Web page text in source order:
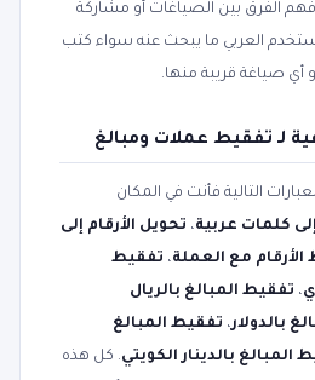
فهم الفرق بين الصياغات أو مشاركة
العربي ما يبحث عنه سواء كتب
أي صياغة قريبة منها.
لـ تفقيط عملات ومبالغ
التالية فأنت في المكان
كلمات عربية، تحويل الأرقام إلى
الأرقام مع العملة، تفقيط
، تفقيط المبالغ بالريال
بالدولار، تفقيط المبالغ
المبالغ بالدينار الكويتي. كل هذه